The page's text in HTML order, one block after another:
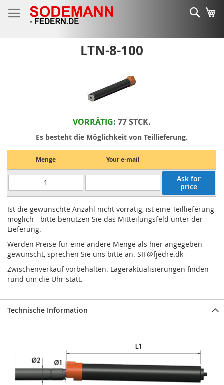
Inhalt
springen
LTN-8-100
VORRÄTIG: 77 STCK.
Es besteht die Möglichkeit von Teillieferung.
Menge Your e-mail
Ask for
price
Ist die gewünschte Anzahl nicht vorrätig, ist eine Teillieferung
möglich - bitte benutzen Sie das Mitteilungsfeld unter der
Lieferung.
Werden Preise für eine andere Menge als hier angegeben
gewünscht, sprechen Sie uns bitte an. SIF@fjedre.dk
Zwischenverkauf vorbehalten. Lageraktualisierungen finden
rund um die Uhr statt.
Technische Information